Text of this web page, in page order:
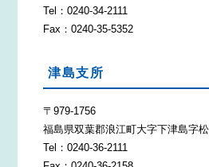
Tel：0240-34-2111
Fax：0240-35-5352
津島支所
〒979-1756
福島県双葉郡浪江町大字下津島字
Tel：0240-36-2111